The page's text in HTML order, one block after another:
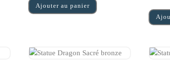
Ajouter au panier